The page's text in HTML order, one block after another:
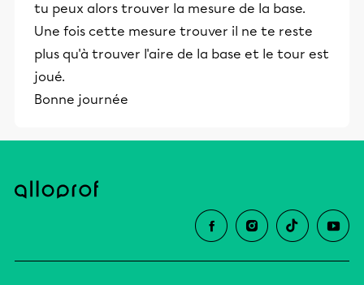
tu peux alors trouver la mesure de la base.
Une fois cette mesure trouver il ne te reste
plus qu'à trouver l'aire de la base et le tour est
joué.
Bonne journée